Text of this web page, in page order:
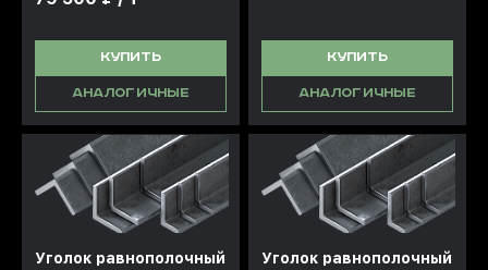
КУПИТЬ
АНАЛОГИЧНЫЕ
КУПИТЬ
АНАЛОГИЧНЫЕ
Уголок равнополочный
Уголок равнополочный